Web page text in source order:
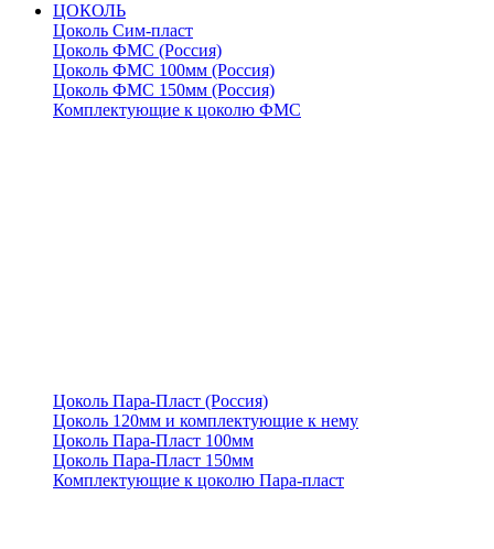
ЦОКОЛЬ
Цоколь Сим-пласт
Цоколь ФМС (Россия)
Цоколь ФМС 100мм (Россия)
Цоколь ФМС 150мм (Россия)
Комплектующие к цоколю ФМС
Цоколь Пара-Пласт (Россия)
Цоколь 120мм и комплектующие к нему
Цоколь Пара-Пласт 100мм
Цоколь Пара-Пласт 150мм
Комплектующие к цоколю Пара-пласт